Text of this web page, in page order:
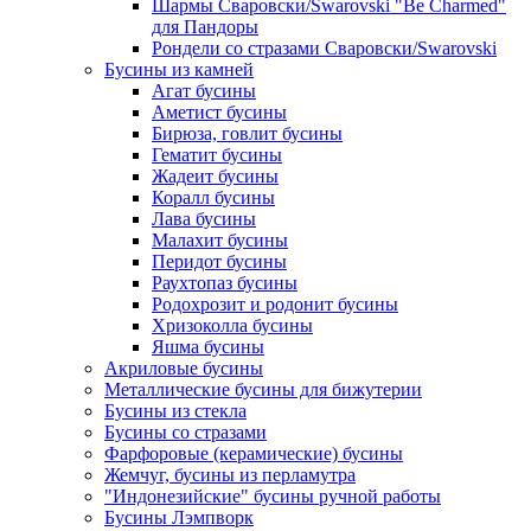
Шармы Сваровски/Swarovski "Be Charmed"
для Пандоры
Рондели со стразами Сваровски/Swarovski
Бусины из камней
Агат бусины
Аметист бусины
Бирюза, говлит бусины
Гематит бусины
Жадеит бусины
Коралл бусины
Лава бусины
Малахит бусины
Перидот бусины
Раухтопаз бусины
Родохрозит и родонит бусины
Хризоколла бусины
Яшма бусины
Акриловые бусины
Металлические бусины для бижутерии
Бусины из стекла
Бусины со стразами
Фарфоровые (керамические) бусины
Жемчуг, бусины из перламутра
"Индонезийские" бусины ручной работы
Бусины Лэмпворк